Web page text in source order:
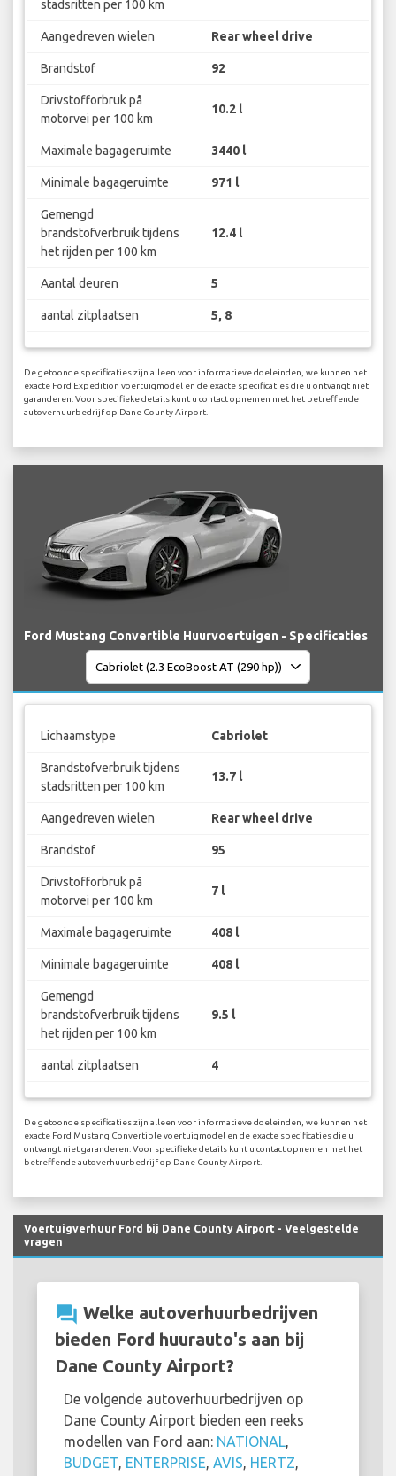
stadsritten per 100 km
Aangedreven wielen Rear wheel drive
Brandstof 92
Drivstofforbruk på
motorvei per 100 km
10.2 l
Maximale bagageruimte 3440 l
Minimale bagageruimte 971 l
Gemengd
brandstofverbruik tijdens
het rijden per 100 km
12.4 l
Aantal deuren 5
aantal zitplaatsen 5, 8
De getoonde specificaties zijn alleen voor informatieve doeleinden, we kunnen het
exacte Ford Expedition voertuigmodel en de exacte specificaties die u ontvangt niet
garanderen. Voor specifieke details kunt u contact opnemen met het betreffende
autoverhuurbedrijf op Dane County Airport.
Ford Mustang Convertible Huurvoertuigen - Specificaties
Lichaamstype Cabriolet
Brandstofverbruik tijdens
stadsritten per 100 km
13.7 l
Aangedreven wielen Rear wheel drive
Brandstof 95
Drivstofforbruk på
motorvei per 100 km
7 l
Maximale bagageruimte 408 l
Minimale bagageruimte 408 l
Gemengd
brandstofverbruik tijdens
het rijden per 100 km
9.5 l
aantal zitplaatsen 4
De getoonde specificaties zijn alleen voor informatieve doeleinden, we kunnen het
exacte Ford Mustang Convertible voertuigmodel en de exacte specificaties die u
ontvangt niet garanderen. Voor specifieke details kunt u contact opnemen met het
betreffende autoverhuurbedrijf op Dane County Airport.
Voertuigverhuur Ford bij Dane County Airport - Veelgestelde
vragen
question_answer Welke autoverhuurbedrijven
bieden Ford huurauto's aan bij
Dane County Airport?
De volgende autoverhuurbedrijven op
Dane County Airport bieden een reeks
modellen van Ford aan: NATIONAL,
BUDGET, ENTERPRISE, AVIS, HERTZ,